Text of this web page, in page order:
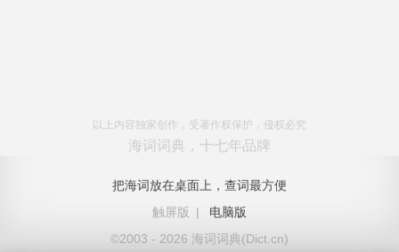
以上内容独家创作，受著作权保护，侵权必究
海词词典，十七年品牌
把海词放在桌面上，查词最方便
触屏版
|
电脑版
©2003 - 2026 海词词典(Dict.cn)